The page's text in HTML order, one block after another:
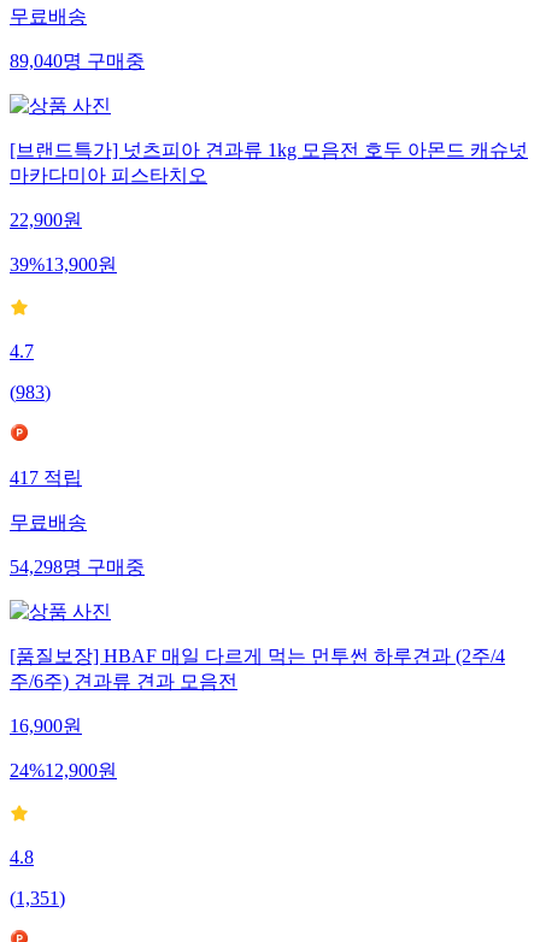
무료배송
89,040명 구매중
[브랜드특가] 넛츠피아 견과류 1kg 모음전 호두 아몬드 캐슈넛
마카다미아 피스타치오
22,900원
39%13,900원
4.7
(983)
417 적립
무료배송
54,298명 구매중
[품질보장] HBAF 매일 다르게 먹는 먼투썬 하루견과 (2주/4
주/6주) 견과류 견과 모음전
16,900원
24%12,900원
4.8
(1,351)